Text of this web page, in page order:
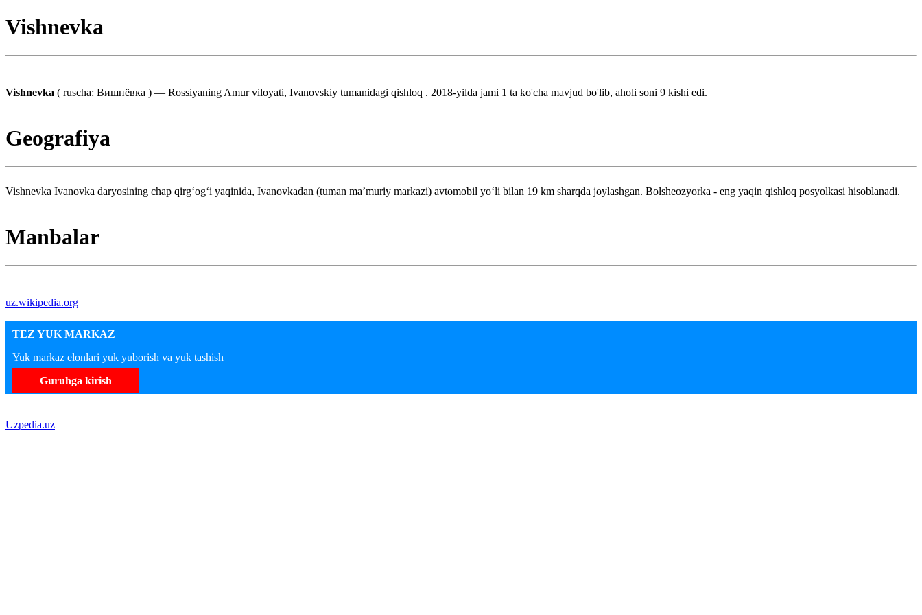
Vishnevka
Vishnevka ( ruscha: Вишнёвка ) — Rossiyaning Amur viloyati, Ivanovskiy tumanidagi qishloq . 2018-yilda jami 1 ta ko'cha mavjud bo'lib, aholi soni 9 kishi edi.
Geografiya
Vishnevka Ivanovka daryosining chap qirgʻogʻi yaqinida, Ivanovkadan (tuman maʼmuriy markazi) avtomobil yoʻli bilan 19 km sharqda joylashgan. Bolsheozyorka - eng yaqin qishloq posyolkasi hisoblanadi.
Manbalar
uz.wikipedia.org
TEZ YUK MARKAZ
Yuk markaz elonlari yuk yuborish va yuk tashish
Guruhga kirish
Uzpedia.uz